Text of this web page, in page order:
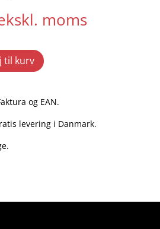
moms
til kurv
og EAN.
levering i Danmark.